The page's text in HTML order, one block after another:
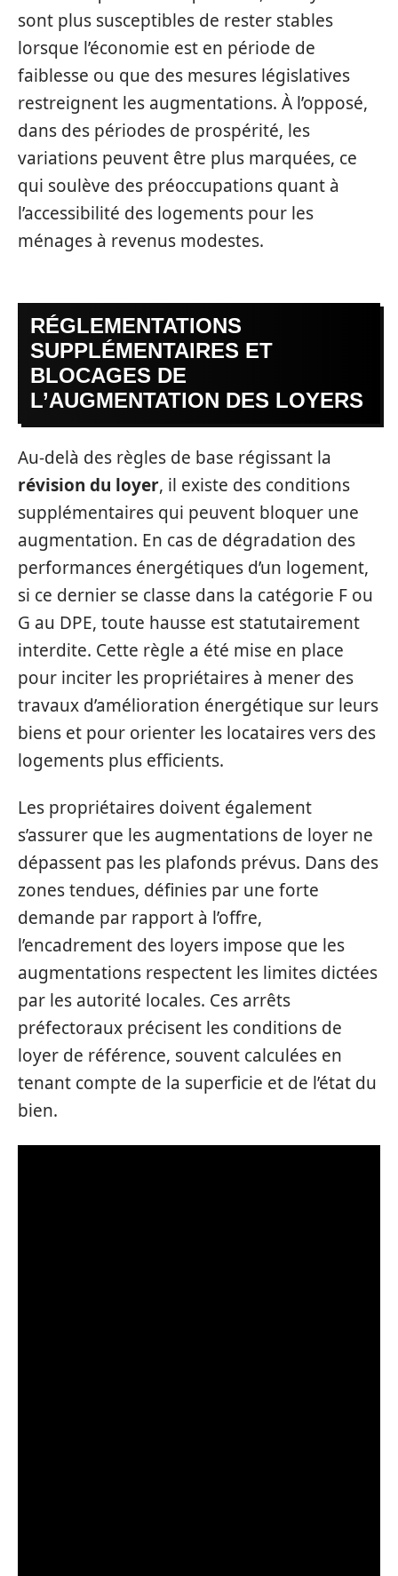
sont plus susceptibles de rester stables
lorsque l’économie est en période de
faiblesse ou que des mesures législatives
restreignent les augmentations. À l’opposé,
dans des périodes de prospérité, les
variations peuvent être plus marquées, ce
qui soulève des préoccupations quant à
l’accessibilité des logements pour les
ménages à revenus modestes.
RÉGLEMENTATIONS
SUPPLÉMENTAIRES ET
BLOCAGES DE
L’AUGMENTATION DES LOYERS
Au-delà des règles de base régissant la
révision du loyer, il existe des conditions
supplémentaires qui peuvent bloquer une
augmentation. En cas de dégradation des
performances énergétiques d’un logement,
si ce dernier se classe dans la catégorie F ou
G au DPE, toute hausse est statutairement
interdite. Cette règle a été mise en place
pour inciter les propriétaires à mener des
travaux d’amélioration énergétique sur leurs
biens et pour orienter les locataires vers des
logements plus efficients.
Les propriétaires doivent également
s’assurer que les augmentations de loyer ne
dépassent pas les plafonds prévus. Dans des
zones tendues, définies par une forte
demande par rapport à l’offre,
l’encadrement des loyers impose que les
augmentations respectent les limites dictées
par les autorité locales. Ces arrêts
préfectoraux précisent les conditions de
loyer de référence, souvent calculées en
tenant compte de la superficie et de l’état du
bien.